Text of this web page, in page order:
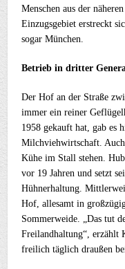
Menschen aus der
Einzugsgebiet erstreckt
sogar München.
Betrieb in dritter
Der Hof an der Straße
immer ein reiner
1958 gekauft hat, gab es
Milchviehwirtschaft. Auch
Kühe im Stall stehen.
vor 19 Jahren und setzt
Hühnerhaltung.
Hof, allesamt in
Sommerweide. „Das tut
Freilandhaltung“, erzählt
freilich täglich draußen